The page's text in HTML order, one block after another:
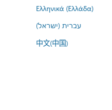
Ελληνικά (Ελλάδα)
עברית (ישראל)
中文(中国)